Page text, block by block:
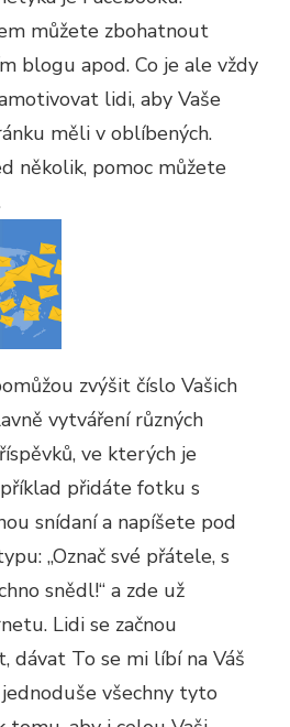
můžete zbohatnout
blogu apod. Co je ale vždy
lidi, aby Vaše
měli v oblíbených.
několik, pomoc můžete
zvýšit číslo Vašich
vytváření různých
ve kterých je
přidáte fotku s
snídaní a napíšete pod
„Označ své přátele, s
snědl!“ a zde už
Lidi se začnou
dávat To se mi líbí na Váš
všechny tyto